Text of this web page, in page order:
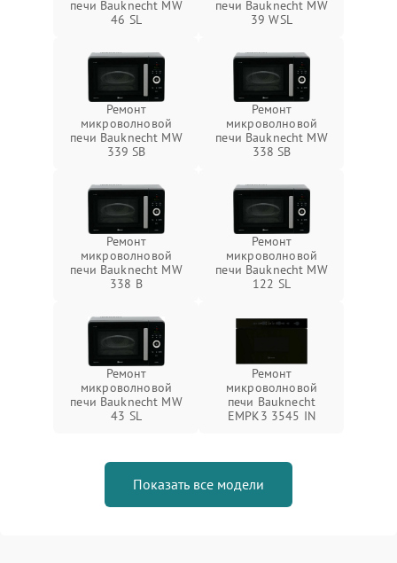
печи Bauknecht MW
46 SL
печи Bauknecht MW
39 WSL
Ремонт
микроволновой
печи Bauknecht MW
339 SB
Ремонт
микроволновой
печи Bauknecht MW
338 SB
Ремонт
микроволновой
печи Bauknecht MW
338 B
Ремонт
микроволновой
печи Bauknecht MW
122 SL
Ремонт
микроволновой
печи Bauknecht MW
43 SL
Ремонт
микроволновой
печи Bauknecht
EMPK3 3545 IN
Показать все модели